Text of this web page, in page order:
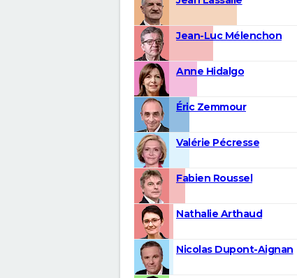
Jean-Luc Mélenchon
Anne Hidalgo
Éric Zemmour
Valérie Pécresse
Fabien Roussel
Nathalie Arthaud
Nicolas Dupont-Aignan